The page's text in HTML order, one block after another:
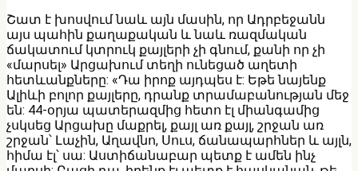
Շատ է խոսվում նաև այն մասին, որ Ադրբեջանն
այս պահին քաղաքական և նաև ռազմական
ճակատում կտրուկ քայլերի չի գնում, քանի որ չի
«մարսել» Արցախում տեղի ունեցած աղետի
հետևանքները: «Դա իրոք այդպես է: Եթե նայենք
Ալիևի բոլոր քայլերը, դրանք տրամաբանության մեջ
են: 44-օրյա պատերազմից հետո էլ միանգամից
չսկսեց Արցախը մաքրել, քայլ առ քայլ, շրջան առ
շրջան՝ Լաչին, Աղավնո, Սուս, ճանապարհներ և այլն,
հիմա էլ՝ սա: Աստիճանաբար պետք է ամեն ինչ